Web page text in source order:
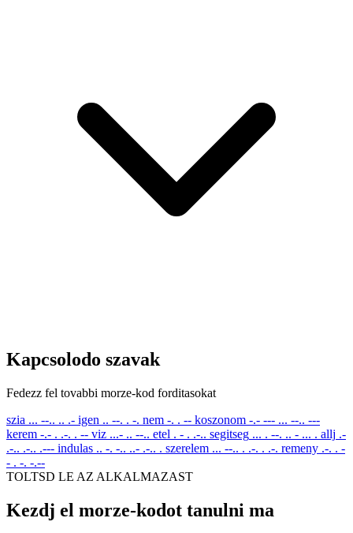
Kapcsolodo szavak
Fedezz fel tovabbi morze-kod forditasokat
szia ... --.. .. .- igen .. --. . -. nem -. . -- koszonom -.- --- ... --.. ---
kerem -.- . .-. . -- viz ...- .. --.. etel . - . .-.. segitseg ... . --. .. - ... . allj .-
.-.. .-.. .--- indulas .. -. -.. ..- .-.. . szerelem ... --.. . .-. . .-. remeny .-. . -
- . -. -.--
TOLTSD LE AZ ALKALMAZAST
Kezdj el morze-kodot tanulni ma